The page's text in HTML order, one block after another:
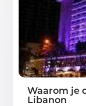
Waarom je
Libanon